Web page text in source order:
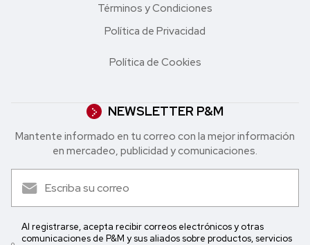
Términos y Condiciones
Política de Privacidad
Política de Cookies
NEWSLETTER P&M
Mantente informado en tu correo con la mejor in formación
en mercadeo, publicidad y comunicaciones.
Al registrarse, acepta recibir correos electrónicos y otras
comunicaciones de P&M y sus aliados sobre productos, servicios